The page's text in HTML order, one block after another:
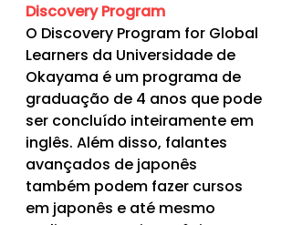
Discovery Program
O Discovery Program for Global
Learners da Universidade de
Okayama é um programa de
graduação de 4 anos que pode
ser concluído inteiramente em
inglês. Além disso, falantes
avançados de japonês
também podem fazer cursos
em japonês e até mesmo